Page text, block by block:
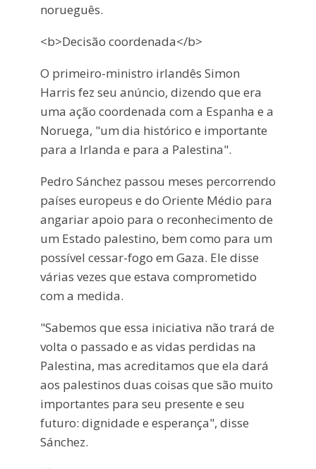
norueguês.
<b>Decisão coordenada</b>
O primeiro-ministro irlandês Simon
Harris fez seu anúncio, dizendo que era
uma ação coordenada com a Espanha e a
Noruega, "um dia histórico e importante
para a Irlanda e para a Palestina".
Pedro Sánchez passou meses percorrendo
países europeus e do Oriente Médio para
angariar apoio para o reconhecimento de
um Estado palestino, bem como para um
possível cessar-fogo em Gaza. Ele disse
várias vezes que estava comprometido
com a medida.
"Sabemos que essa iniciativa não trará de
volta o passado e as vidas perdidas na
Palestina, mas acreditamos que ela dará
aos palestinos duas coisas que são muito
importantes para seu presente e seu
futuro: dignidade e esperança", disse
Sánchez.